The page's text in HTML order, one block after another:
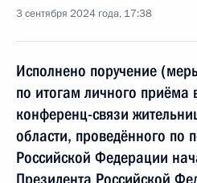
3 сентября 2024 года, 17:38
Исполнено поручение
по итогам личного приёма
конференц-связи
области, проведённого по
Российской Федерации
Президента Российской